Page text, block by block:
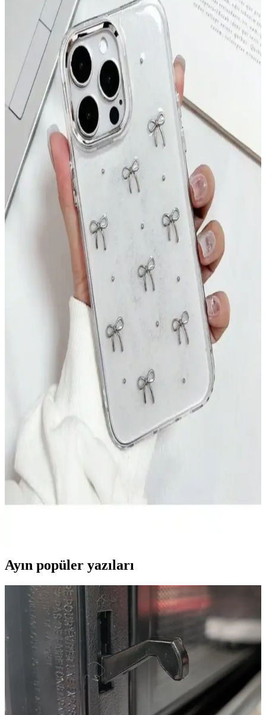
En İyi Telefon Markaları ve Kullanım Amacına
Göre Doğru Tercihler
Telefon markası seçimi kullanım alışkanlıklarına göre değişir. iPhone
uzun destek ve seyahat avantajı sunarken, Samsung özelleştirme ve
çok yönlülük sağlar. Diğer markalar performans ve fiyat dengesi
sunar.
Sebo E3 Elektrikli Süpürge: Performans, Kullanım
Kolaylığı ve Teknik Özelliklerin Yıllık
Değerlendirmesi
Sebo E3 elektrikli süpürge, güçlü emiş gücü, taşınabilirliği ve
tıkanma sorunu yaşamamasıyla ev temizliğinde etkili bir çözüm
sunuyor. Kullanıcı deneyimleri ve teknik özellikler detaylıca
incelenmiştir.
Mediamarkt Kayseri'de Geniş Telefon Aksesuarları
Seçenekleri ve Ürün Çeşitleri
Mediamarkt Kayseri, geniş ürün yelpazesiyle telefon aksesuarları
sunuyor. Şarj kabloları, kılıflar, ekran koruyucuları ve kulaklıklar
gibi çeşitli ürünlerle telefonlarınızı koruyun ve kişiselleştirin.
Grundig VCP 7330 Şarjlı Kablosuz Süpürge: Hafif
ve Güçlü Temizlik Çözümü
Grundig VCP 7330 şarjlı süpürge, hafif tasarımı ve güçlü
performansıyla pratik temizlik sağlar. Uzun pil ömrü ve çeşitli
aksesuarlarıyla farklı yüzeylerde etkili kullanım sunar.
Spoy Marka iPhone 7 ve 8 Koruyucu Kılıfları:
Dayanıklı ve Estetik Seçenekler
Spoy markası, iPhone 7 ve 8 modelleri için çeşitli renk ve
tasarımlarda dayanıklı ve kullanışlı koruyucu kılıflar sunuyor.
Uygun fiyatlı ve tam uyum sağlayan ürünler, günlük darbeler ve
çizilmelere karşı koruma sağlar.
Işıldayan iPhone 11 Uyumlu Telefon Kılıfları:
Estetik ve Fonksiyonellik Bir Arada
Ayın popüler yazıları